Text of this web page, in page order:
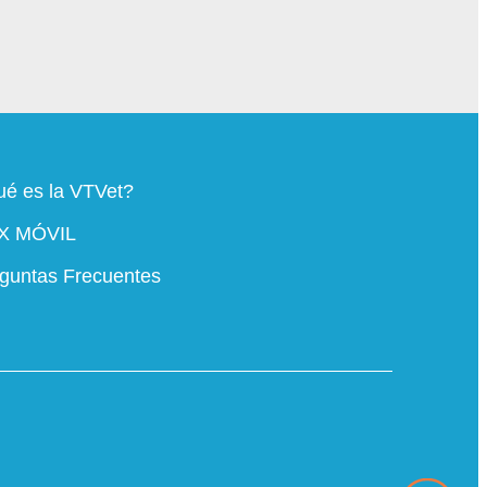
es la VTVet?
MÓVIL
Frecuentes